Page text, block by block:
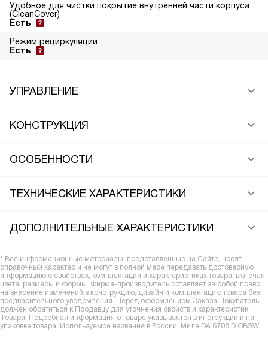
Удобное для чистки покрытие внутренней части корпуса
(CleanCover)
Есть
Режим рециркуляции
Есть
УПРАВЛЕНИЕ
КОНСТРУКЦИЯ
ОСОБЕННОСТИ
ТЕХНИЧЕСКИЕ ХАРАКТЕРИСТИКИ
ДОПОЛНИТЕЛЬНЫЕ ХАРАКТЕРИСТИКИ
* Все информационные материалы, представленные на Сайте, носят
справочный характер и не могут в полной мере передавать достоверную
информацию о свойствах, комплектации и характеристиках товара, включая
цвета, размеры и формы. Фирма-производитель оставляет за собой право
на внесение изменений в конструкцию, дизайн и комплектацию товара без
предварительного уведомления. Перед оформлением Заказа Покупатель
должен обратиться к Продавцу для уточнения свойств и характеристик
Товара. Подробная информация о товаре указывается в инструкции и на
упаковке товара. Используемое название в России: Миле DA 6708 D OBSW